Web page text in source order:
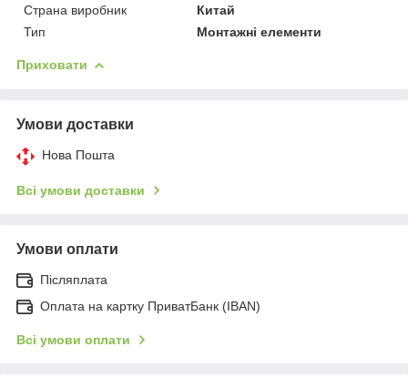
Страна виробник
Китай
Тип
Монтажні елементи
Приховати
Умови доставки
Нова Пошта
Всі умови доставки
Умови оплати
Післяплата
Оплата на картку ПриватБанк (IBAN)
Всі умови оплати